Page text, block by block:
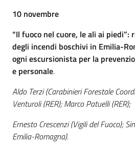
10 novembre
“Il fuoco nel cuore, le ali ai
degli incendi boschivi in Emilia-
ogni escursionista per la
e personale.
Aldo Terzi (Carabinieri Forestale
Venturoli (RER); Marco Patuelli (RER);
Ernesto Crescenzi (Vigili del Fuoco);
Emilia-Romagna).